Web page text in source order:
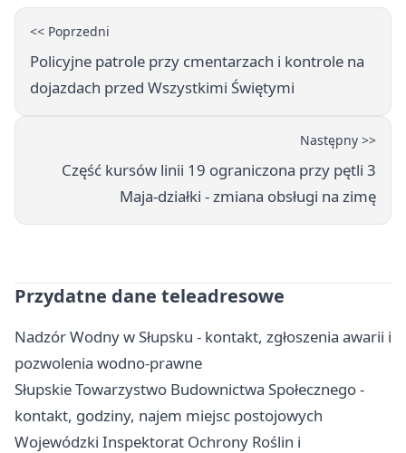
<< Poprzedni
Policyjne patrole przy cmentarzach i kontrole na
dojazdach przed Wszystkimi Świętymi
Następny >>
Część kursów linii 19 ograniczona przy pętli 3
Maja-działki - zmiana obsługi na zimę
Przydatne dane teleadresowe
Nadzór Wodny w Słupsku - kontakt, zgłoszenia awarii i
pozwolenia wodno-prawne
Słupskie Towarzystwo Budownictwa Społecznego -
kontakt, godziny, najem miejsc postojowych
Wojewódzki Inspektorat Ochrony Roślin i